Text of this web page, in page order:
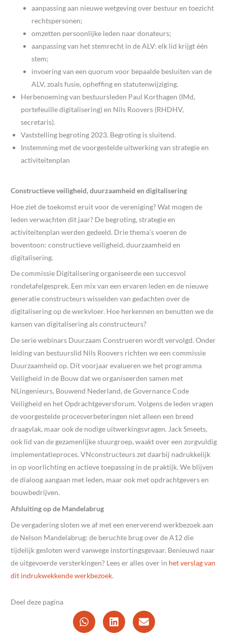
aanpassing aan nieuwe wetgeving over bestuur en toezicht
rechtspersonen;
omzetten persoonlijke leden naar donateurs;
aanpassing van het stemrecht in de ALV: elk lid krijgt één
stem;
invoering van een quorum voor bepaalde besluiten van de
ALV, zoals fusie, opheffing en statutenwijziging.
Herbenoeming van bestuursleden Paul Korthagen (IMd,
portefeuille digitalisering) en Nils Roovers (RHDHV,
secretaris).
Vaststelling begroting 2023. Begroting is sluitend.
Instemming met de voorgestelde uitwerking van strategie en
activiteitenplan
Constructieve veiligheid, duurzaamheid en digitalisering
Hoe ziet de toekomst eruit voor de vereniging? Wat mogen de
leden verwachten dit jaar? De begroting, strategie en
activiteitenplan werden gedeeld. Drie thema’s voeren de
boventoon: constructieve veiligheid, duurzaamheid en
digitalisering.
De commissie Digitalisering organiseerde een succesvol
rondetafelgesprek. Een mix van een ervaren leden en de nieuwe
generatie constructeurs wisselden van gedachten over de
digitalisering op de werkvloer. Hoe herkennen en benutten we de
kansen van digitalisering als constructeurs?
De serie webinars Duurzaam Construeren wordt vervolgd. Onder
leiding van bestuurslid Nils Roovers richten we een commissie
Duurzaamheid op. Dit voorjaar evalueren we het programma
Veiligheid in de Bouw dat we organiseerden samen met
NLingenieurs, Bouwend Nederland, de Governance Code
Veiligheid en het Opdrachtgeversforum. Volgens de leden vragen
de voorgestelde procesverbeteringen niet alleen een breed
draagvlak, maar ook de nodige uitwerkingsvragen. Jack Smeets,
ook lid van de gezamenlijke stuurgroep, waakt over een zorgvuldig
implementatieproces. VNconstructeurs zet daarbij nadrukkelijk
in op voorlichting en actieve toepassing in de praktijk. We blijven
de dialoog aangaan met leden, maar ook met opdrachtgevers en
bouwbedrijven.
Afsluiting op de Mandelabrug
De vergadering sloten we af met een enerverend werkbezoek aan
de Nelson Mandelabrug: de beruchte brug over de A12 die
tijdelijk gesloten werd vanwege instortingsgevaar. Benieuwd naar
de uitgevoerde versterkingen? Lees er alles over in het verslag van
dit indrukwekkende werkbezoek.
Deel deze pagina